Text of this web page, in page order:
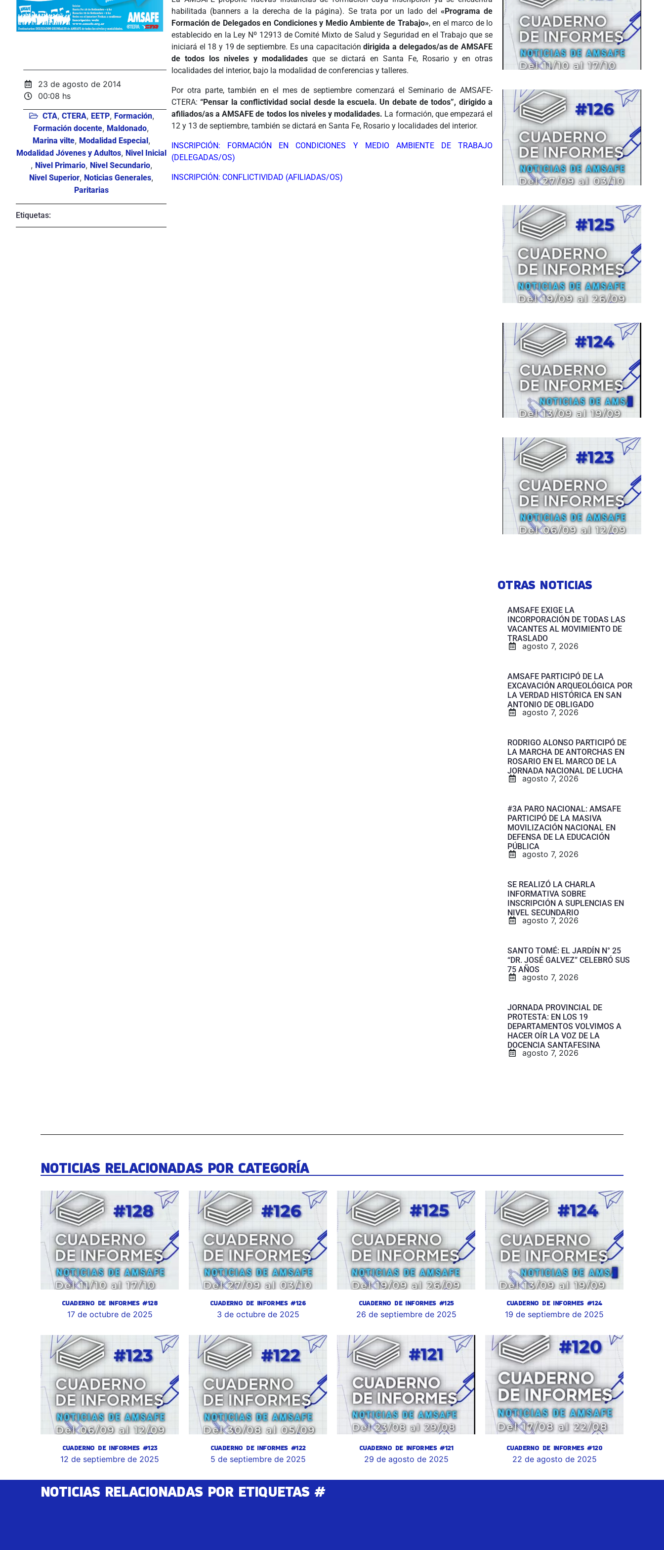
23 de agosto de 2014
00:08 hs
CTA, CTERA, EETP, Formación,
Formación docente, Maldonado,
Marina vilte, Modalidad Especial,
Modalidad Jóvenes y Adultos, Nivel Inicial
, Nivel Primario, Nivel Secundario,
Nivel Superior, Noticias Generales,
Paritarias
Etiquetas:
habilitada (banners a la derecha de la página). Se trata por un lado del «Programa de
Formación de Delegados en Condiciones y Medio Ambiente de Trabajo», en el marco de lo
establecido en la Ley Nº 12913 de Comité Mixto de Salud y Seguridad en el Trabajo que se
iniciará el 18 y 19 de septiembre. Es una capacitacióndirigida a delegados/as de AMSAFE
de todos los niveles y modalidadesque se dictará en Santa Fe, Rosario y en otras
localidades del interior, bajo la modalidad de conferencias y talleres.
Por otra parte, también en el mes de septiembre comenzará el Seminario de AMSAFE-
CTERA: “Pensar la conflictividad social desde la escuela. Un debate de todos”, dirigido a
afiliados/as a AMSAFE de todos los niveles y modalidades. La formación, que empezará el
12 y 13 de septiembre, también se dictará en Santa Fe, Rosario y localidades del interior.
INSCRIPCIÓN: FORMACIÓN EN CONDICIONES Y MEDIO AMBIENTE DE TRABAJO
(DELEGADAS/OS)
INSCRIPCIÓN: CONFLICTIVIDAD (AFILIADAS/OS)
OTRAS NOTICIAS
AMSAFE EXIGE LA
INCORPORACIÓN DE TODAS LAS
VACANTES AL MOVIMIENTO DE
TRASLADO
agosto 7, 2026
AMSAFE PARTICIPÓ DE LA
EXCAVACIÓN ARQUEOLÓGICA POR
LA VERDAD HISTÓRICA EN SAN
ANTONIO DE OBLIGADO
agosto 7, 2026
RODRIGO ALONSO PARTICIPÓ DE
LA MARCHA DE ANTORCHAS EN
ROSARIO EN EL MARCO DE LA
JORNADA NACIONAL DE LUCHA
agosto 7, 2026
#3A PARO NACIONAL: AMSAFE
PARTICIPÓ DE LA MASIVA
MOVILIZACIÓN NACIONAL EN
DEFENSA DE LA EDUCACIÓN
PÚBLICA
agosto 7, 2026
SE REALIZÓ LA CHARLA
INFORMATIVA SOBRE
INSCRIPCIÓN A SUPLENCIAS EN
NIVEL SECUNDARIO
agosto 7, 2026
SANTO TOMÉ: EL JARDÍN N° 25
“DR. JOSÉ GALVEZ” CELEBRÓ SUS
75 AÑOS
agosto 7, 2026
JORNADA PROVINCIAL DE
PROTESTA: EN LOS 19
DEPARTAMENTOS VOLVIMOS A
HACER OÍR LA VOZ DE LA
DOCENCIA SANTAFESINA
agosto 7, 2026
NOTICIAS RELACIONADAS POR CATEGORÍA
CUADERNO DE INFORMES #128
17 de octubre de 2025
CUADERNO DE INFORMES #126
3 de octubre de 2025
CUADERNO DE INFORMES #125
26 de septiembre de 2025
CUADERNO DE INFORMES #124
19 de septiembre de 2025
CUADERNO DE INFORMES #123
12 de septiembre de 2025
CUADERNO DE INFORMES #122
5 de septiembre de 2025
CUADERNO DE INFORMES #121
29 de agosto de 2025
CUADERNO DE INFORMES #120
22 de agosto de 2025
NOTICIAS RELACIONADAS POR ETIQUETAS #